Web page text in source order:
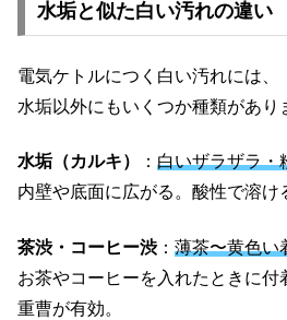
水垢と似た白い汚れの違い
電気ケトルにつく白い汚れには、
水垢以外にもいくつか種類があり
水垢（カルキ） ： 白いザラザラ・
内壁や底面に広がる。酸性で溶け
茶渋・コーヒー渋： 薄茶〜黄色い
お茶やコーヒーを入れたときに付
重曹が有効。